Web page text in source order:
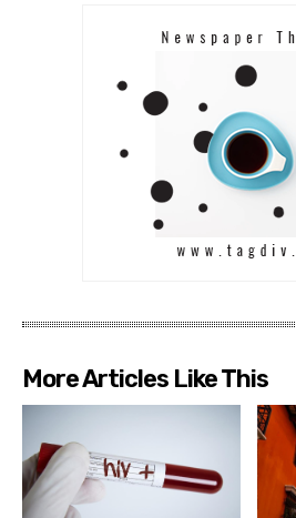
More Articles Like This